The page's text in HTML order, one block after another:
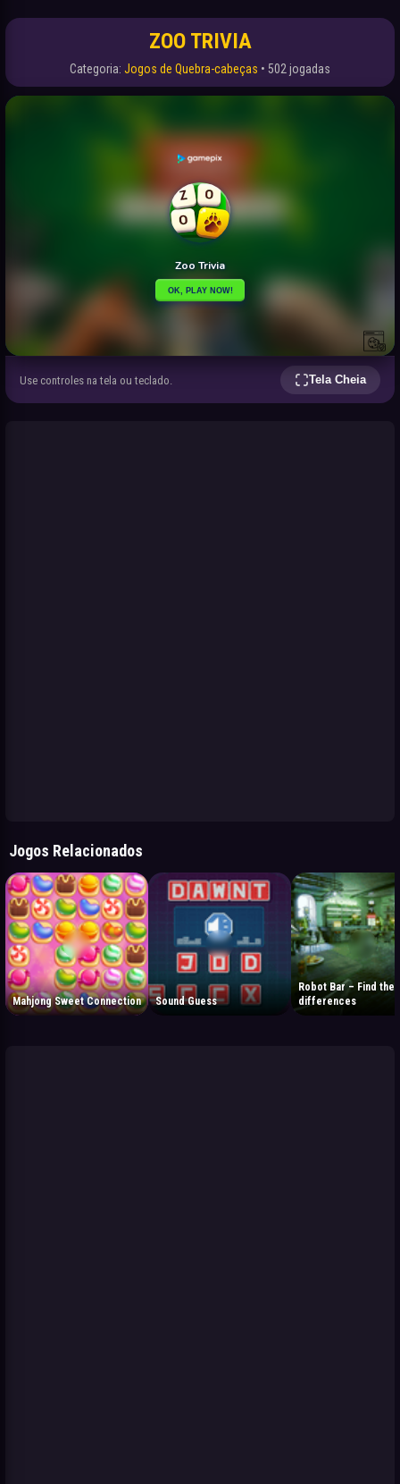
ZOO TRIVIA
Categoria: Jogos de Quebra-cabeças • 502 jogadas
Use controles na tela ou teclado. Tela Cheia
Jogos Relacionados
Mahjong Sweet Connection Sound Guess
Robot Bar – Find the
differences